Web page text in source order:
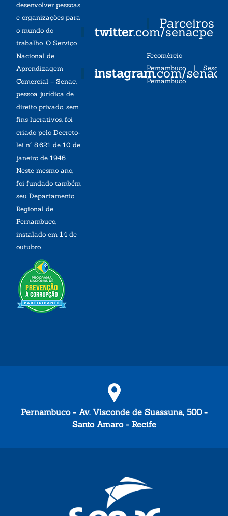
desenvolver pessoas
e organizações para
o mundo do
trabalho. O Serviço
Nacional de
Aprendizagem
Comercial – Senac,
pessoa jurídica de
direito privado, sem
fins lucrativos, foi
criado pelo Decreto-
lei nº 8.621 de 10 de
janeiro de 1946.
Neste mesmo ano,
foi fundado também
seu Departamento
Regional de
Pernambuco,
instalado em 14 de
outubro.
twitter.com/senacpe
instagram.com/
Parceiros
Fecomércio
Pernambuco| Sesc
Pernambuco
Pernambuco - Av. Visconde de Suassuna, 500 -
Santo Amaro - Recife